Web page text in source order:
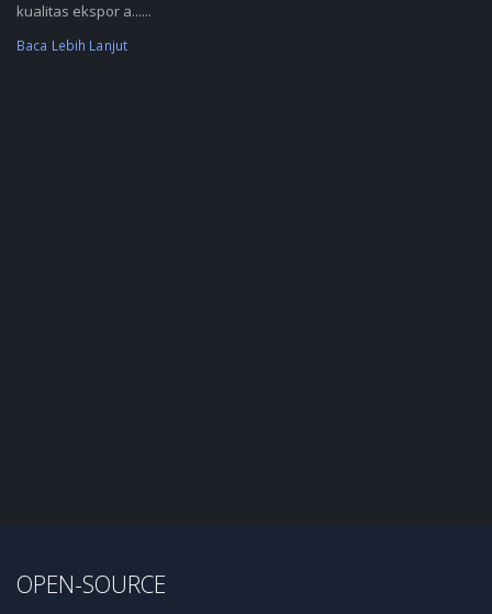
kualitas ekspor a......
Baca Lebih Lanjut
OPEN-SOURCE